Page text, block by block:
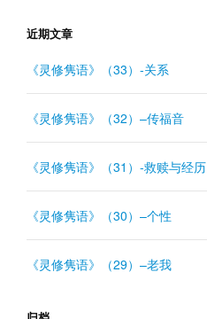
近期文章
《灵修隽语》（33）-关系
《灵修隽语》（32）–传福音
《灵修隽语》（31）-救赎与经历
《灵修隽语》（30）–个性
《灵修隽语》（29）–老我